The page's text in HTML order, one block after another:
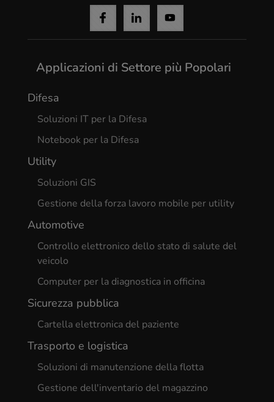
Applicazioni di Settore più Popolari
Difesa
Soluzioni IT per la Difesa
Notebook per la Difesa
Utility
Soluzioni GIS
Gestione della forza lavoro mobile per utility
Automotive
Controllo elettronico dello stato di salute del
veicolo
Computer per la diagnostica in officina
Sicurezza pubblica
Cartella elettronica del paziente
Trasporto e logistica
Soluzioni di manutenzione della flotta
Gestione dell'inventario del magazzino